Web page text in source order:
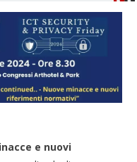
e nuovi